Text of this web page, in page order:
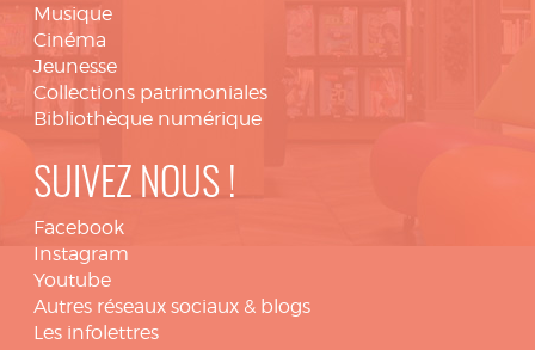
Musique
Cinéma
Jeunesse
Collections patrimoniales
Bibliothèque numérique
SUIVEZ NOUS !
Facebook
Instagram
Youtube
Autres réseaux sociaux & blogs
Les infolettres